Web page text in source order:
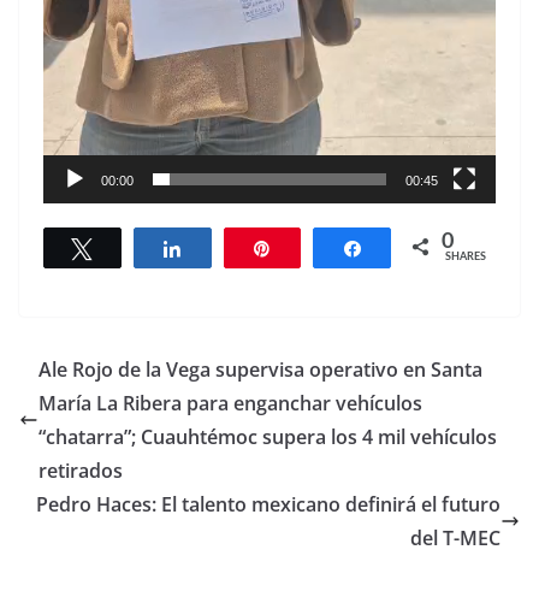
00:00 00:45
Share 0
SHARES
Ale Rojo de la Vega supervisa operativo en Santa
María La Ribera para enganchar vehículos
“chatarra”; Cuauhtémoc supera los 4 mil vehículos
retirados
Pedro Haces: El talento mexicano definirá el futuro
del T-MEC